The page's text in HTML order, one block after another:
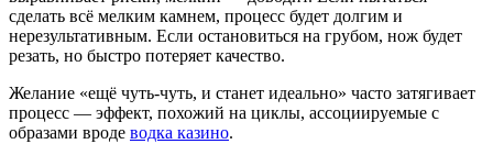
сделать всё мелким камнем, процесс будет долгим и
нерезультативным. Если остановиться на грубом, нож будет
резать, но быстро потеряет качество.
Желание «ещё чуть-чуть, и станет идеально» часто затягивает
процесс — эффект, похожий на циклы, ассоциируемые с
образами вроде водка казино.